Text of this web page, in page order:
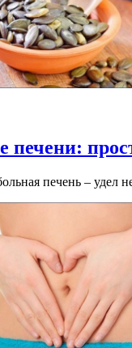
печени:
печень – удел